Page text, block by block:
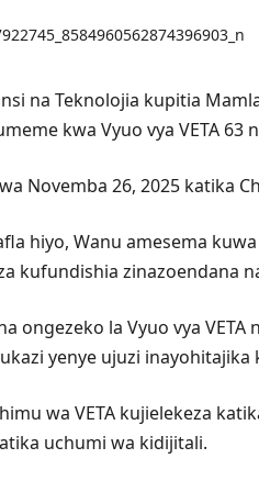
na Teknolojia kupitia
kwa Vyuo vya VETA
Novemba 26, 2025 katika
hiyo, Wanu amesema
kufundishia zinazoendana
ongezeko la Vyuo vya
yenye ujuzi
wa VETA kujielekeza
uchumi wa kidijitali.